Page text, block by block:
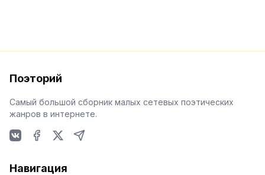
Поэторий
Самый большой сборник малых сетевых поэтических
жанров в интернете.
Навигация